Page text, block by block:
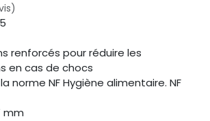
renforcés pour réduire les
en cas de chocs
norme NF Hygiène alimentaire. NF
mm